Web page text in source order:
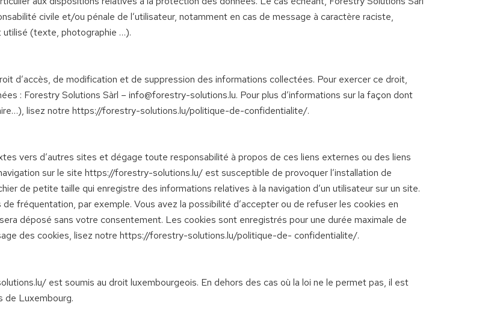
civile et/ou pénale de l’utilisateur, notamment en cas de message à caractère raciste,
utilisé (texte, photographie …).
d’accès, de modification et de suppression des informations collectées. Pour exercer ce droit,
: Forestry Solutions Sàrl – info@forestry-solutions.lu. Pour plus d’informations sur la façon dont
lisez notre https://forestry-solutions.lu/politique-de-confidentialite/.
vers d’autres sites et dégage toute responsabilité à propos de ces liens externes ou des liens
sur le site https://forestry-solutions.lu/ est susceptible de provoquer l’installation de
de petite taille qui enregistre des informations relatives à la navigation d’un utilisateur sur un site.
fréquentation, par exemple. Vous avez la possibilité d’accepter ou de refuser les cookies en
déposé sans votre consentement. Les cookies sont enregistrés pour une durée maximale de
des cookies, lisez notre https://forestry-solutions.lu/politique-de- confidentialite/.
est soumis au droit luxembourgeois. En dehors des cas où la loi ne le permet pas, il est
de Luxembourg.